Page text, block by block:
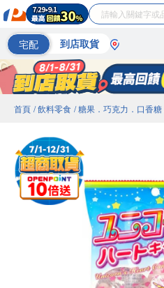
宅配 到店取貨
首頁 / 飲料零食 / 糖果．巧克力．口香糖